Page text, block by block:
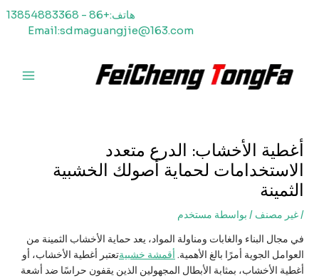
هاتف:+86 - 13854883368
Email:sdmaguangjie@163.com
أغطية الأخشاب: الدرع متعدد
الاستخدامات لحماية أصولك الخشبية
الثمينة
/غير مصنف / بواسطة مستخدم
في مجال البناء والغابات ومناولة المواد، يعد حماية الأخشاب الثمينة من
العوامل الجوية أمرًا بالغ الأهمية. أقمشة خشبيةتعتبر أغطية الأخشاب، أو
أغطية الأخشاب، بمثابة الأبطال المجهولين الذين يقفون حراسًا ضد أشعة